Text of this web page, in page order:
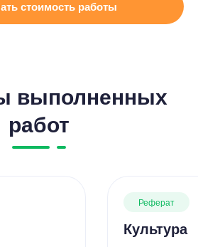
стоимость работы
выполненных
работ
Реферат
Культура